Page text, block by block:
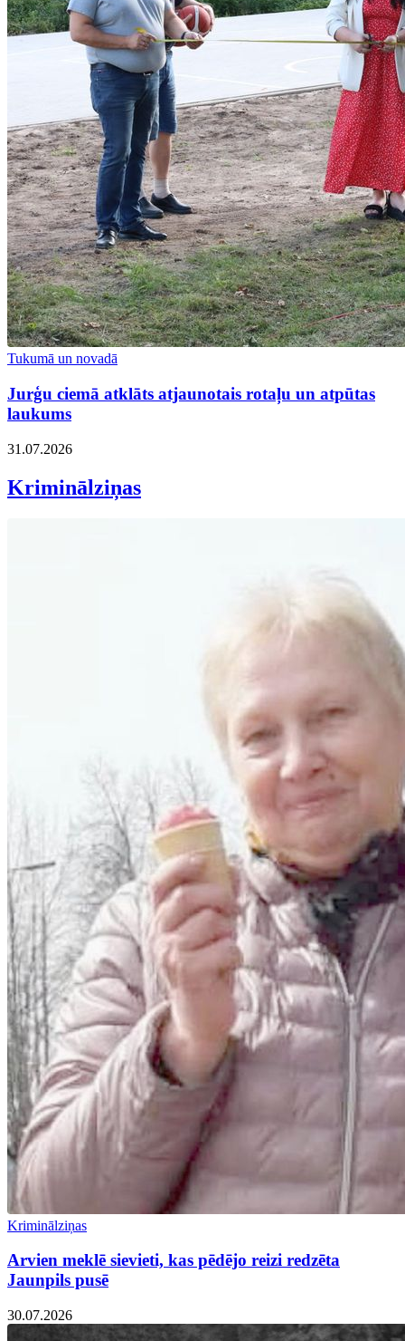
Tukumā un novadā
Jurģu ciemā atklāts atjaunotais rotaļu un atpūtas
laukums
31.07.2026
Kriminālziņas
Kriminālziņas
Arvien meklē sievieti, kas pēdējo reizi redzēta
Jaunpils pusē
30.07.2026